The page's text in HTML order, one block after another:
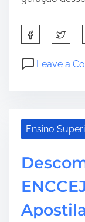
h
a
r
h
p
s
o
Leave a
P
o
r
d
e
Ensino